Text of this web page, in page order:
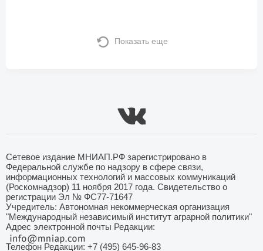
Показать еще
Сетевое издание МНИАП.РФ зарегистрировано в
Федеральной службе по надзору в сфере связи,
информационных технологий и массовых коммуникаций
(Роскомнадзор) 11 ноября 2017 года. Свидетельство о
регистрации Эл № ФС77-71647
Учредитель: Автономная некоммерческая организация
"Международный независимый институт аграрной политики"
Адрес электронной почты Редакции:
Телефон Редакции: +7 (495) 645-96-83